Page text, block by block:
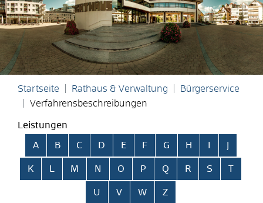
Startseite Rathaus & Verwaltung
Bürgerservice
Verfahrensbeschreibungen
Leistungen
Alphabetisches Register überspringen
A B C D E F G H
K L M N O P Q R S T
U V W Z